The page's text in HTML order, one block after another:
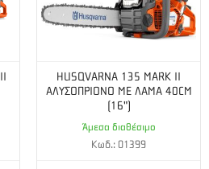
HUSQVARNA 135 MARK II
ΑΛΥΣΟΠΡΙΟΝΟ ΜΕ ΛΑΜΑ 40CM
(16")
Άμεσα διαθέσιμο
Κωδ.: 01399